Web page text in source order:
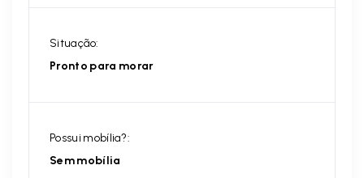
Situação:
Pronto para morar
Possui mobília?:
Sem mobília